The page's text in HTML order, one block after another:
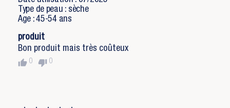
Type de peau : sèche
Age : 45-54 ans
produit
Bon produit mais très coûteux
thumb_up 0 thumb_down 0